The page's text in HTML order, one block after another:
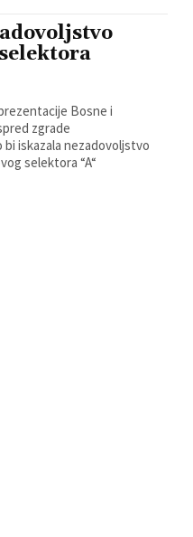
Bosne i
zgrade
iskazala nezadovoljstvo
selektora “A“